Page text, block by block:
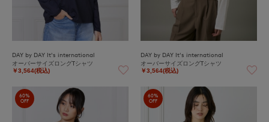
DAY by DAY It's international
オーバーサイズロングTシャツ
￥3,564(税込)
DAY by DAY It's international
オーバーサイズロングTシャツ
￥3,564(税込)
60%
OFF
60%
OFF